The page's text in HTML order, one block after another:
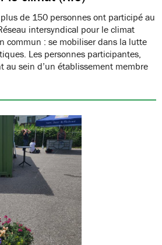
de 150 personnes ont participé au
intersyndical pour le climat
commun : se mobiliser dans la lutte
Les personnes participantes,
au sein d’un établissement membre